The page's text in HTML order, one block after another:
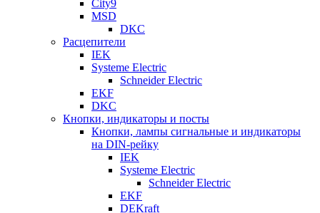
City9
MSD
DKC
Расцепители
IEK
Systeme Electric
Schneider Electric
EKF
DKC
Кнопки, индикаторы и посты
Кнопки, лампы сигнальные и индикаторы
на DIN-рейку
IEK
Systeme Electric
Schneider Electric
EKF
DEKraft